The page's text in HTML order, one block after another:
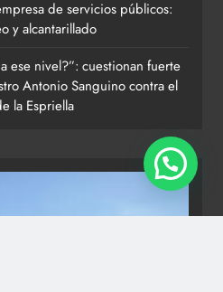
de servicios públicos:
y alcantarillado
ese nivel?”: cuestionan fuerte
Antonio Sanguino contra el
la Espriella